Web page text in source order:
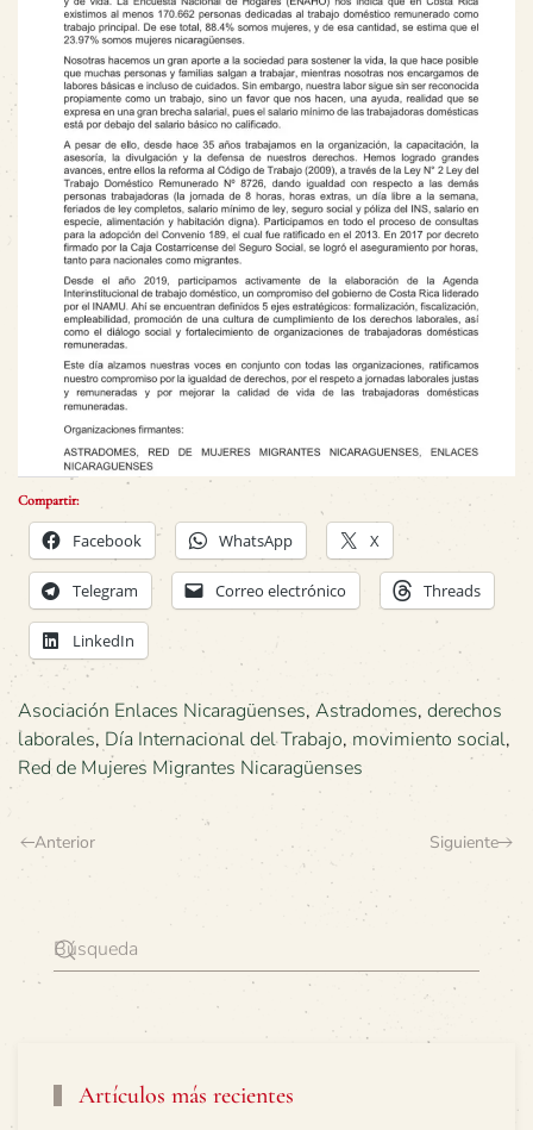
Compartir:
Facebook WhatsApp X
Telegram Correo electrónico Threads
LinkedIn
Asociación Enlaces Nicaragüenses, Astradomes, derechos
laborales, Día Internacional del Trabajo, movimiento social,
Red de Mujeres Migrantes Nicaragüenses
Anterior Siguiente
Artículos más recientes